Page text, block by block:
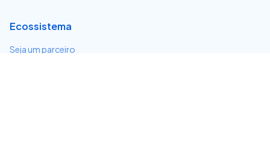
Ecossistema
Seja um parceiro